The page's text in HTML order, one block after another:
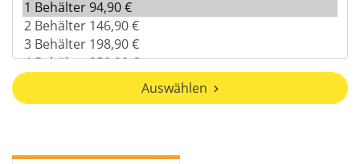
Auswählen